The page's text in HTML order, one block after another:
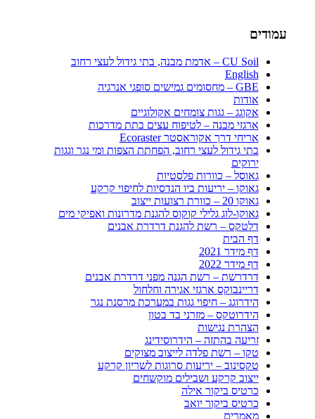
עמודים
CU Soil – אדמת מבנה, בתי גידול לעצי רחוב
English
GBE – מחסומים גמישים סופגי אנרגיה
אודות
אקוגג – גגות צומחים אקולוגיים
ארגזי מבנה – לטיפוח עצים בתת מדרכות
אריחי דרך אקוראסטר Ecoraster
בתי גידול לעצי רחוב, הפחתת הצפות ומי נגר וגגות
ירוקים
גאוסל – כוורות פלסטיות
גאוקו – יריעות ביו הנדסיות לחיפוי קרקע
גאוקו 20 – כוורת רצועות ייצוב
גאוקו-לוג גלילי קוקוס להגנת מדרונות ואפיקי מים
דלטקס – רשת להגנת דרדרת אבנים
דף הבית
דף מידר 2021
דף מידר 2022
דרדרשת – רשת הגנה מפני דרדרת אבנים
דריינבוקס ארגזי אגירה וחלחול
הידרוגג – חיפוי גגות במערכת מרסנת נגר
הידרוטקס – מזרני בד בטון
הצהרת נגישות
זריעה בהתזה – הידרוסידינג
טקו – רשת פלדה לייצוב מצוקים
טקסינוב – יריעות סרוגות לשריון קרקע
ייצוב קרקע ושבילים מוקשחים
כרטיס ביקור אילה
כרטיס ביקור יואב
מאמרים